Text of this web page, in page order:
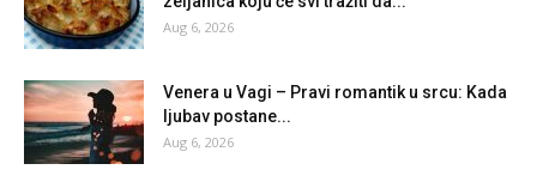
Aug 6, 2026
Venera u Vagi – Pravi romantik u srcu: Kada
ljubav postane...
Aug 6, 2026